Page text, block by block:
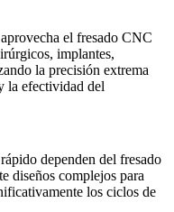
el fresado CNC
implantes,
la precisión extrema
la efectividad del
dependen del fresado
diseños complejos para
los ciclos de